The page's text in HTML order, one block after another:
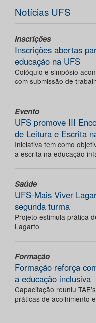
Notícias UFS
Inscrições
Inscrições abertas
educação na UFS
Colóquio e simpósio
com submissão de
Evento
UFS promove III
de Leitura e Escrita
Iniciativa tem como
a escrita na educação
Saúde
UFS-Mais Viver
segunda turma
Projeto estimula prática
Lagarto
Formação
Formação reforça
a educação inclusiva
Capacitação reuniu
práticas de acolhimento